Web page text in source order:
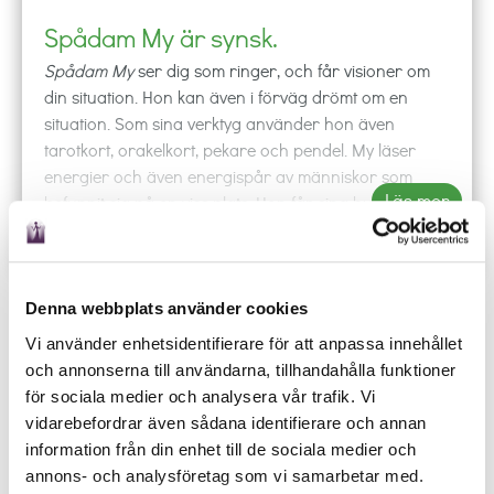
Denna webbplats använder cookies
Vi använder enhetsidentifierare för att anpassa innehållet
och annonserna till användarna, tillhandahålla funktioner
för sociala medier och analysera vår trafik. Vi
vidarebefordrar även sådana identifierare och annan
information från din enhet till de sociala medier och
annons- och analysföretag som vi samarbetar med.
Spådam My är synsk.
Spådam Myser dig som ringer, och får visioner om
din situation. Hon kan även i förväg drömt om en
situation. Som sina verktyg använder hon även
tarotkort, orakelkort, pekare och pendel. My läser
energier och även energispår av människor som
befunnit sig på en viss plats. Hon får sina budskap
genom bilder. Hon kan även hitta borttappade saker.
relationer i olika dimensioner. Hon har kunskap om
hur man höjer sin vibration. My spår inte i sjukdom
och död, och hon tar inte heller kontakt med avlidna.
Hennes arbetsspråk är svenska och engelska.
Rekommendation:Spådam My ger mycket
intressant information. Hon är lätt att prata med
Få SMS
Läs mer
RING KÖP BOKA SCHEMA
Ring någon av våra duktiga spådamer och låt de
besvara dina frågor oavsett om det gäller kärlek,
arbete eller budskap från universum.